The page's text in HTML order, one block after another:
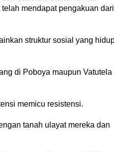
mendapat pengakuan dari
struktur sosial yang
di Poboya maupun Vatutela
memicu resistensi.
tanah ulayat mereka dan